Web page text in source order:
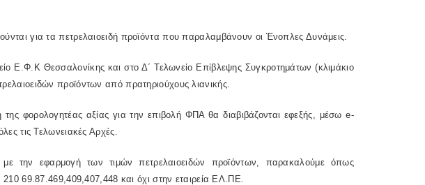
για τα πετρελαιοειδή προϊόντα που παραλαμβάνουν οι Ένοπλες Δυνάμεις.
Ε.Φ.Κ Θεσσαλονίκης και στο Δ΄ Τελωνείο Επίβλεψης Συγκροτημάτων (κλιμάκιο
προϊόντων από πρατηριούχους λιανικής.
της φορολογητέας αξίας για την επιβολή ΦΠΑ θα διαβιβάζονται εφεξής, μέσω e-
τις Τελωνειακές Αρχές.
με την εφαρμογή των τιμών πετρελαιοειδών προϊόντων, παρακαλούμε όπως
69.87.469,409,407,448 και όχι στην εταιρεία ΕΛ.ΠΕ.